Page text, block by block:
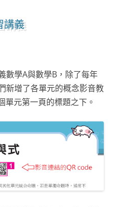
講義
學A與數學B，除了每年
新增了各單元的概念影音教
單元第一頁的標題之下。